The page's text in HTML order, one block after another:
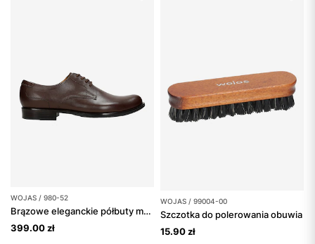
WOJAS / 980-52
Brązowe eleganckie półbuty męskie skórzane
399.00 zł
WOJAS / 99004-00
Szczotka do polerowania obuwia
15.90 zł